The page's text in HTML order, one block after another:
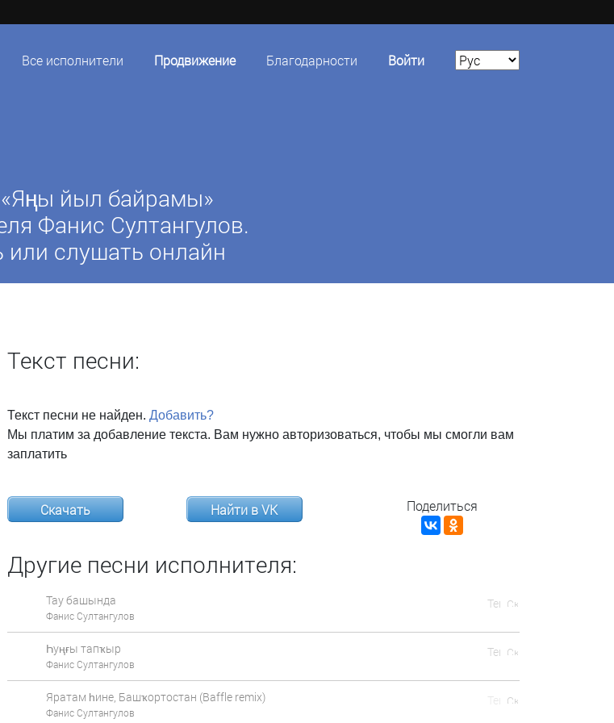
Все исполнители Продвижение Благодарности Войти
йыл байрамы»
Фанис Султангулов.
или слушать онлайн
Текст песни:
Текст песни не найден. Добавить?
Мы платим за добавление текста. Вам нужно авторизоваться, чтобы мы смогли вам
заплатить
Скачать Найти в VK Поделиться
Другие песни исполнителя:
Тау башында
Фанис Султангулов
Һуңғы тапҡыр
Фанис Султангулов
Яратам һине, Башҡортостан (Baffle remix)
Фанис Султангулов